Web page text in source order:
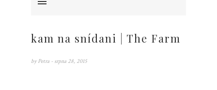
kam na snídani | The Farm
by Petra - srpna 28, 2015